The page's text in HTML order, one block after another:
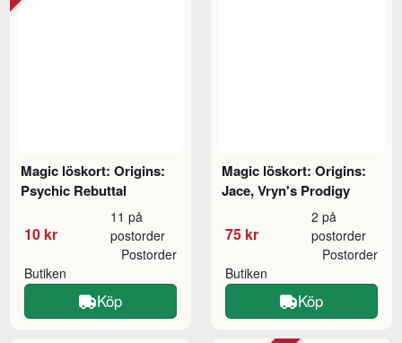
Magic löskort: Origins:
Psychic Rebuttal
10 kr
11 på
postorder
Butiken
Postorder
Köp
Magic löskort: Origins:
Jace, Vryn's Prodigy
75 kr
2 på
postorder
Butiken
Postorder
Köp